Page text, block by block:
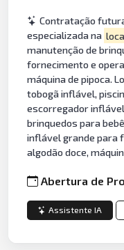
Contratação
especializada na
manutenção de
fornecimento e
máquina de pipoca.
tobogã inflável,
escorregador
brinquedos para
inflável grande para
algodão doce,
Abertura de
Assistente IA